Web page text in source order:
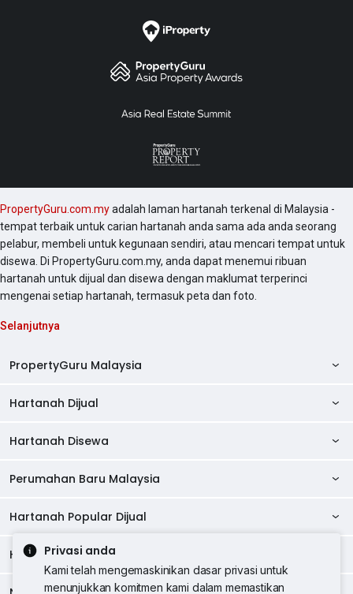
Privasi anda
Kami telah mengemaskinikan dasar privasi untuk
menunjukkan komitmen kami dalam memastikan
PropertyGuru.com.myadalah laman hartanah terkenal di Malaysia -
tempat terbaik untuk carian hartanah anda sama ada anda seorang
pelabur, membeli untuk kegunaan sendiri, atau mencari tempat untuk
disewa. Di PropertyGuru.com.my, anda dapat menemui ribuan
hartanah untuk dijual dan disewa dengan maklumat terperinci
mengenai setiap hartanah, termasuk peta dan foto.
Selanjutnya
PropertyGuru Malaysia
AskGuru
Panduan Hartanah
Direktori Ejen
Alat Pinjaman Rumah
Hartanah Dijual
Kondo Dijual
Pangsapuri Dijual
Banglo Dijual
Tanah Kediaman Dijual
Hartanah Disewa
Kondo Disewa
Pangsapuri Disewa
Bilik Disewa di Pulau Pinang
Rumah Teres Disewa
Perumahan Baru Malaysia
Perumahan Baru di Johor
Perumahan Baru di Kuala Lumpur
Perumahan Baru di Penang
Hartanah Popular Dijual
Hartanah Dijual di Kuala Lumpur
Hartanah Dijual di Pulau Pinang
Hartanah Disewa